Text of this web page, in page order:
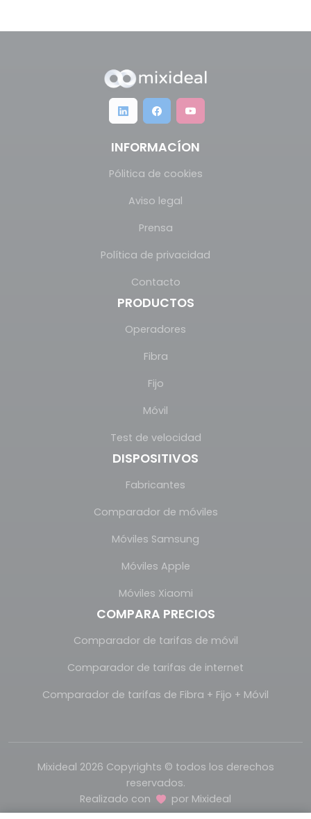
INFORMACÍON
Pólitica de cookies
Aviso legal
Prensa
Política de privacidad
Contacto
PRODUCTOS
Operadores
Fibra
Fijo
Móvil
Test de velocidad
DISPOSITIVOS
Fabricantes
Comparador de móviles
Móviles Samsung
Móviles Apple
Móviles Xiaomi
COMPARA PRECIOS
Comparador de tarifas de móvil
Comparador de tarifas de internet
Comparador de tarifas de Fibra + Fijo + Móvil
Mixideal 2026 Copyrights © todos los derechos
reservados.
Realizado con
por Mixideal